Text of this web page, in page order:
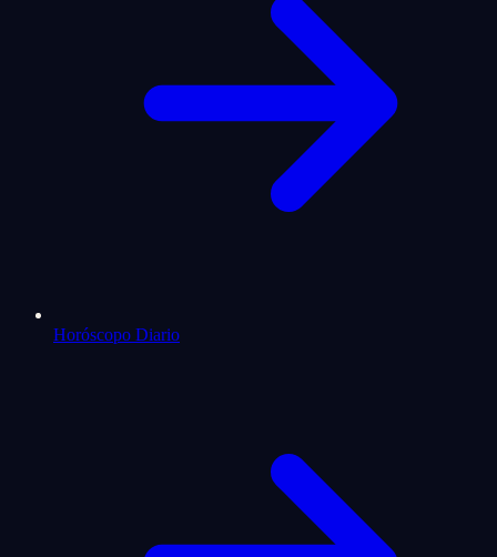
Horóscopo Diario